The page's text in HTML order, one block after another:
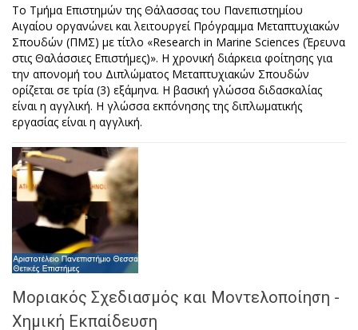
Το Τμήμα Επιστημών της Θάλασσας του Πανεπιστημίου
Αιγαίου οργανώνει και λειτουργεί Πρόγραμμα Μεταπτυχιακών
Σπουδών (ΠΜΣ) με τίτλο «Research in Marine Sciences (Έρευνα
στις Θαλάσσιες Επιστήμες)». Η χρονική διάρκεια φοίτησης για
την απονομή του Διπλώματος Μεταπτυχιακών Σπουδών
ορίζεται σε τρία (3) εξάμηνα. Η βασική γλώσσα διδασκαλίας
είναι η αγγλική. Η γλώσσα εκπόνησης της διπλωματικής
εργασίας είναι η αγγλική.
Μοριακός Σχεδιασμός και Μοντελοποίηση -
Χημική Εκπαίδευση